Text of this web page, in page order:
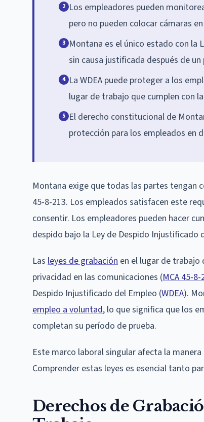
2 Los empleadores pueden
pero no pueden colocar cámaras
3 Montana es el único estado con la
sin causa justificada después de
4 La WDEA puede proteger a los
lugar de trabajo que cumplen con
5 El derecho constitucional de
protección para los empleados en
Montana exige que todas las partes tengan
45-8-213. Los empleados satisfacen este
consentir. Los empleadores pueden hacer
despido bajo la Ley de Despido Injustificado
Las leyes de grabación en el lugar de
privacidad en las comunicaciones (MCA 45-8-
Despido Injustificado del Empleo (WDEA).
empleo a voluntad, lo que significa que los
completan su período de prueba.
Este marco laboral singular afecta la
Comprender estas leyes es esencial tanto
Derechos de